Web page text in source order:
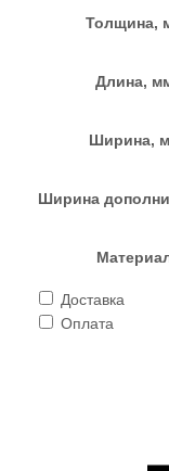
Толщина,
Длина,
Ширина,
Ширина
Доставка
Оплата